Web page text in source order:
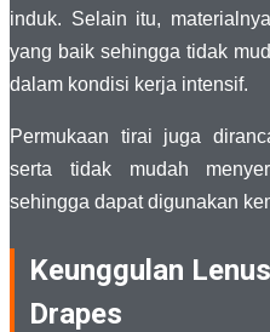
induk. Selain itu,
yang baik sehingga tidak
dalam kondisi kerja intensif.
Permukaan tirai juga
serta tidak mudah
sehingga dapat digunakan
Keunggulan
Drapes